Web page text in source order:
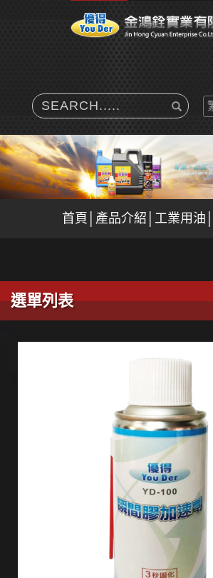
首頁│產品介紹│工業用油
選單列表